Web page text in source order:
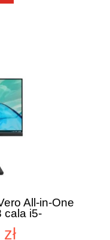
All-in-One
cala i5-